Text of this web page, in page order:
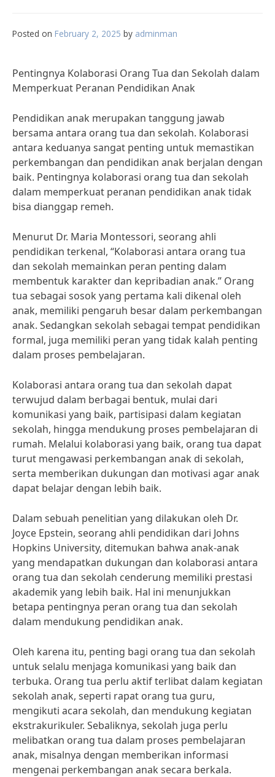
Posted on February 2, 2025 by adminman
Pentingnya Kolaborasi Orang Tua dan Sekolah dalam
Memperkuat Peranan Pendidikan Anak
Pendidikan anak merupakan tanggung jawab
bersama antara orang tua dan sekolah. Kolaborasi
antara keduanya sangat penting untuk memastikan
perkembangan dan pendidikan anak berjalan dengan
baik. Pentingnya kolaborasi orang tua dan sekolah
dalam memperkuat peranan pendidikan anak tidak
bisa dianggap remeh.
Menurut Dr. Maria Montessori, seorang ahli
pendidikan terkenal, “Kolaborasi antara orang tua
dan sekolah memainkan peran penting dalam
membentuk karakter dan kepribadian anak.” Orang
tua sebagai sosok yang pertama kali dikenal oleh
anak, memiliki pengaruh besar dalam perkembangan
anak. Sedangkan sekolah sebagai tempat pendidikan
formal, juga memiliki peran yang tidak kalah penting
dalam proses pembelajaran.
Kolaborasi antara orang tua dan sekolah dapat
terwujud dalam berbagai bentuk, mulai dari
komunikasi yang baik, partisipasi dalam kegiatan
sekolah, hingga mendukung proses pembelajaran di
rumah. Melalui kolaborasi yang baik, orang tua dapat
turut mengawasi perkembangan anak di sekolah,
serta memberikan dukungan dan motivasi agar anak
dapat belajar dengan lebih baik.
Dalam sebuah penelitian yang dilakukan oleh Dr.
Joyce Epstein, seorang ahli pendidikan dari Johns
Hopkins University, ditemukan bahwa anak-anak
yang mendapatkan dukungan dan kolaborasi antara
orang tua dan sekolah cenderung memiliki prestasi
akademik yang lebih baik. Hal ini menunjukkan
betapa pentingnya peran orang tua dan sekolah
dalam mendukung pendidikan anak.
Oleh karena itu, penting bagi orang tua dan sekolah
untuk selalu menjaga komunikasi yang baik dan
terbuka. Orang tua perlu aktif terlibat dalam kegiatan
sekolah anak, seperti rapat orang tua guru,
mengikuti acara sekolah, dan mendukung kegiatan
ekstrakurikuler. Sebaliknya, sekolah juga perlu
melibatkan orang tua dalam proses pembelajaran
anak, misalnya dengan memberikan informasi
mengenai perkembangan anak secara berkala.